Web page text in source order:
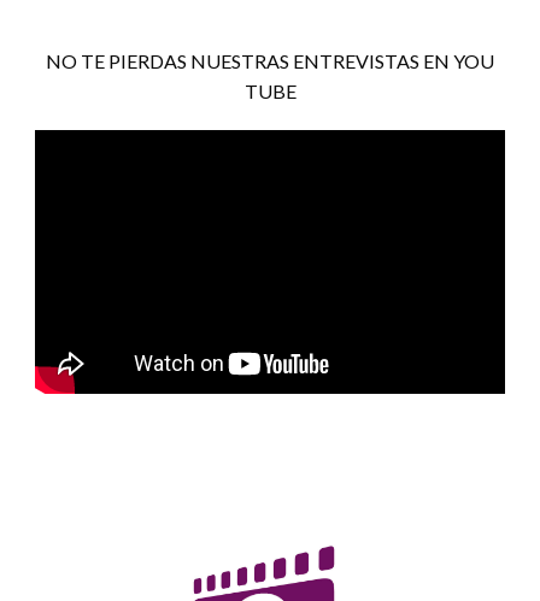
NO TE PIERDAS NUESTRAS ENTREVISTAS EN YOU
TUBE